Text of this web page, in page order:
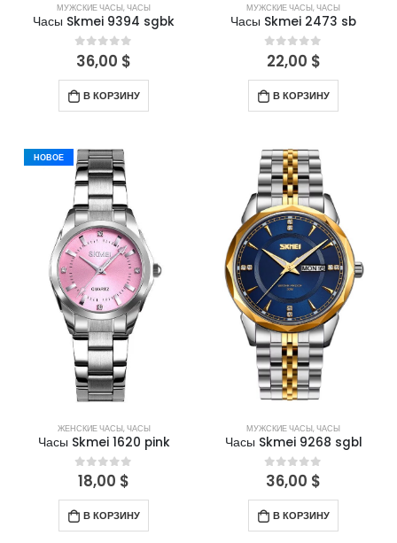
МУЖСКИЕ ЧАСЫ,ЧАСЫ
Часы Skmei 9394 sgbk
0out of 5
36,00 $
В КОРЗИНУ
МУЖСКИЕ ЧАСЫ,ЧАСЫ
Часы Skmei 2473 sb
0out of 5
22,00 $
В КОРЗИНУ
НОВОЕ
ЖЕНСКИЕ ЧАСЫ,ЧАСЫ
Часы Skmei 1620 pink
0out of 5
18,00 $
В КОРЗИНУ
МУЖСКИЕ ЧАСЫ,ЧАСЫ
Часы Skmei 9268 sgbl
0out of 5
36,00 $
В КОРЗИНУ